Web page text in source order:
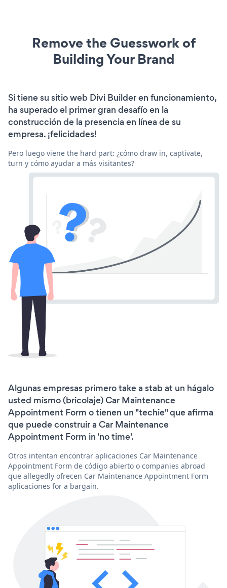
Remove the Guesswork of
Building Your Brand
Si tiene su sitio web Divi Builder en funcionamiento,
ha superado el primer gran desafío en la
construcción de la presencia en línea de su
empresa. ¡felicidades!
Pero luego viene the hard part: ¿cómo draw in, captivate,
turn y cómo ayudar a más visitantes?
Algunas empresas primero take a stab at un hágalo
usted mismo (bricolaje) Car Maintenance
Appointment Form o tienen un "techie" que afirma
que puede construir a Car Maintenance
Appointment Form in 'no time'.
Otros intentan encontrar aplicaciones Car Maintenance
Appointment Form de código abierto o companies abroad
que allegedly ofrecen Car Maintenance Appointment Form
aplicaciones for a bargain.